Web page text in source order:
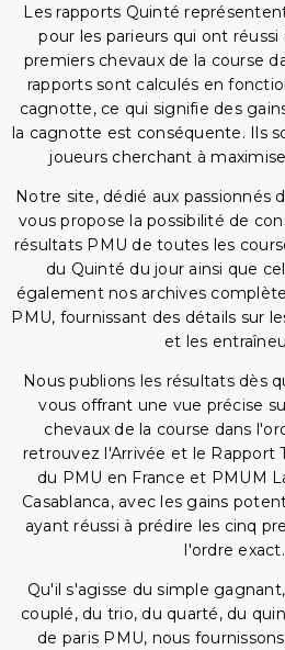
Les rapports Quinté
pour les parieurs qui ont
premiers chevaux de la course
rapports sont calculés en
cagnotte, ce qui signifie des
la cagnotte est conséquente. Ils
joueurs cherchant à
Notre site, dédié aux passionnés
vous propose la possibilité de
résultats PMU de toutes les
du Quinté du jour ainsi que
également nos archives
PMU, fournissant des détails sur
et les
Nous publions les résultats dès
vous offrant une vue précise
chevaux de la course dans
retrouvez l'Arrivée et le Rapport
du PMU en France et PMUM
Casablanca, avec les gains
ayant réussi à prédire les cinq
l'ordre exact.
Qu'il s'agisse du simple
couplé, du trio, du quarté, du
de paris PMU, nous